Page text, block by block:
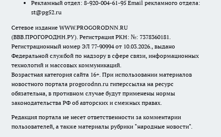
Рекламный отдел: 8-920-004-61-95 Email рекламного отдела:
st@pg52.ru
Сетевое издание WWW.PROGORODNN.RU
(ВВВ.ПРОГОРОДНН.РУ). Регистрация РКН: №: 7378360181.
Регистрационный номер ЭЛ 77-90994 от 10.03.2026., выдано
Федеральной службой по надзору в сфере связи, информационных
технологий и массовых коммуникаций.
Возрастная категория сайта 16+. При использовании материалов
новостного портала progorodnn.ru гиперссылка на ресурс
обязательна, в противном случае будут применены нормы
законодательства РФ об авторских и смежных правах.
Редакция портала не несет ответственности за комментарии
пользователей, а также материалы рубрики "народные новости".